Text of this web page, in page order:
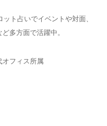
ト占いでイベントや対面、
多方面で活躍中。
オフィス所属